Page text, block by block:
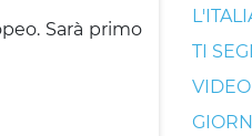
Sarà primo
TI